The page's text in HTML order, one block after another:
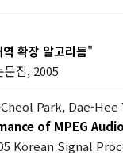
확장 알고리듬"
문집, 2005
Park, Dae-Hee
of MPEG
Korean Signal